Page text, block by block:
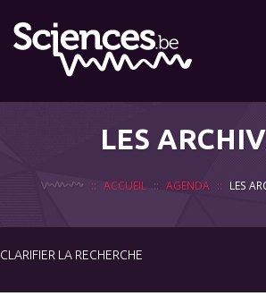
LES
ACCUEIL AGENDA LES
CLARIFIER LA RECHERCHE